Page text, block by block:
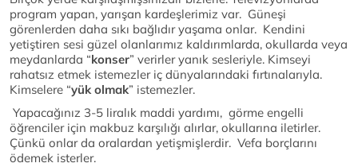
program yapan, yarışan kardeşlerimiz var. Güneşi
görenlerden daha sıkı bağlıdır yaşama onlar. Kendini
yetiştiren sesi güzel olanlarımız kaldırımlarda, okullarda veya
meydanlarda “konser” verirler yanık sesleriyle. Kimseyi
rahatsız etmek istemezler iç dünyalarındaki fırtınalarıyla.
Kimselere “yük olmak” istemezler.
Yapacağınız 3-5 liralık maddi yardımı, görme engelli
öğrenciler için makbuz karşılığı alırlar, okullarına iletirler.
Çünkü onlar da oralardan yetişmişlerdir. Vefa borçlarını
ödemek isterler.